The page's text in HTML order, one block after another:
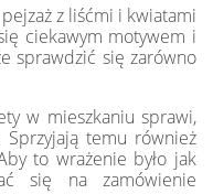
z liśćmi i kwiatami
ciekawym motywem i
sprawdzić się zarówno
w mieszkaniu sprawi,
temu również
to wrażenie było jak
się na zamówienie